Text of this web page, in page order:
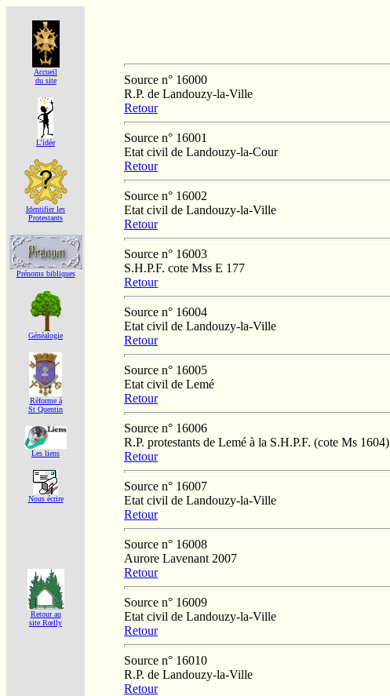
Accueil
du site
L'idée
Identifier les
Protestants
Prénoms bibliques
Généalogie
Réforme á
St Quentin
Les liens
Nous écrire
Retour au
site Rœlly
Source n° 16000
R.P. de Landouzy-la-Ville
Retour
Source n° 16001
Etat civil de Landouzy-la-Cour
Retour
Source n° 16002
Etat civil de Landouzy-la-Ville
Retour
Source n° 16003
S.H.P.F. cote Mss E 177
Retour
Source n° 16004
Etat civil de Landouzy-la-Ville
Retour
Source n° 16005
Etat civil de Lemé
Retour
Source n° 16006
R.P. protestants de Lemé à la S.H.P.F. (cote Ms 1604)
Retour
Source n° 16007
Etat civil de Landouzy-la-Ville
Retour
Source n° 16008
Aurore Lavenant 2007
Retour
Source n° 16009
Etat civil de Landouzy-la-Ville
Retour
Source n° 16010
R.P. de Landouzy-la-Ville
Retour